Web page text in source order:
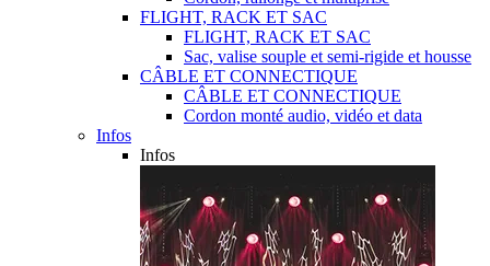
FLIGHT, RACK ET SAC
FLIGHT, RACK ET SAC
Sac, valise souple et semi-rigide et housse
CÂBLE ET CONNECTIQUE
CÂBLE ET CONNECTIQUE
Cordon monté audio, vidéo et data
Infos
Infos